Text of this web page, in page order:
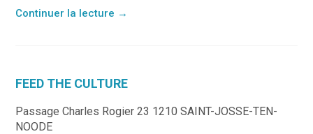
Continuer la lecture →
FEED THE CULTURE
Passage Charles Rogier 23 1210 SAINT-JOSSE-TEN-
NOODE